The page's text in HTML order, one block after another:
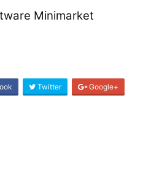
Minimarket
Twitter Google+